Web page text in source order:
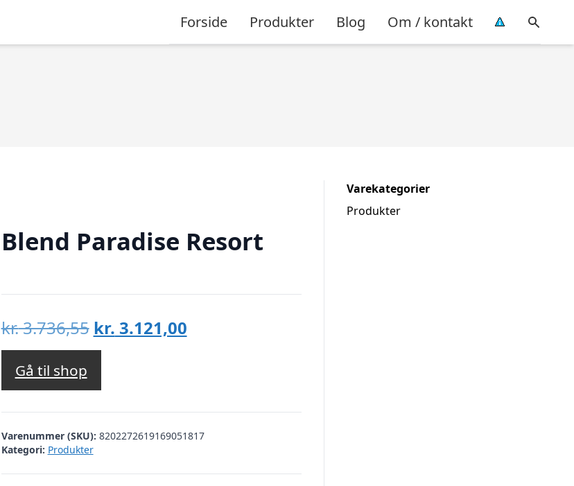
Forside Produkter Blog Om / kontakt
Blend Paradise Resort
kr.3.736,55 Den
oprindelige
var:
kr. 3.736,55.
kr. 3.121,00Den
kr. 3.121,00.
Gå til shop
Varenummer (SKU): 8202272619169051817
Kategori: Produkter
Varekategorier
Produkter